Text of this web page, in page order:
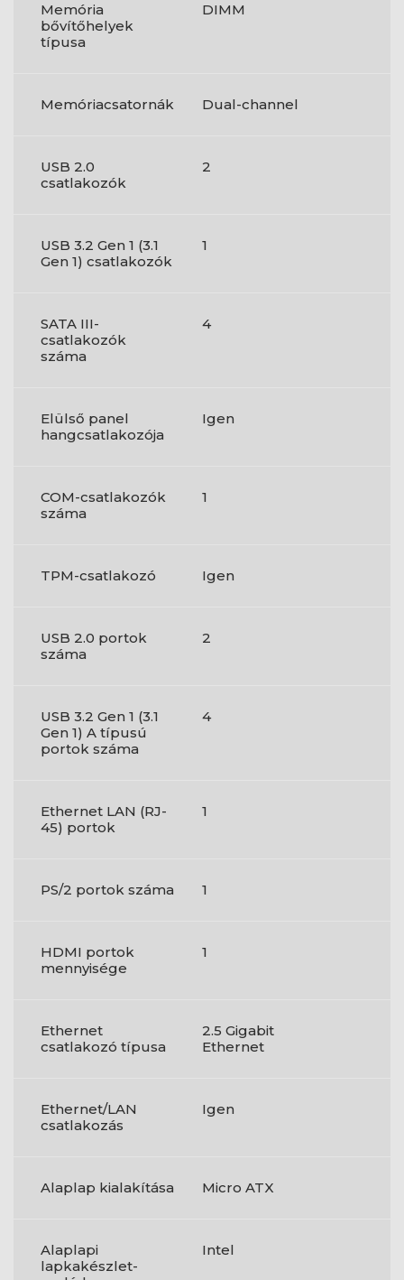
Memória
bővítőhelyek
típusa
DIMM
Memóriacsatornák Dual-channel
USB 2.0
csatlakozók
2
USB 3.2 Gen 1 (3.1
Gen 1) csatlakozók
1
SATA III-
csatlakozók
száma
4
Elülső panel
hangcsatlakozója
Igen
COM-csatlakozók
száma
1
TPM-csatlakozó Igen
USB 2.0 portok
száma
2
USB 3.2 Gen 1 (3.1
Gen 1) A típusú
portok száma
4
Ethernet LAN (RJ-
45) portok
1
PS/2 portok száma 1
HDMI portok
mennyisége
1
Ethernet
csatlakozó típusa
2.5 Gigabit
Ethernet
Ethernet/LAN
csatlakozás
Igen
Alaplap kialakítása Micro ATX
Alaplapi
lapkakészlet-
Intel